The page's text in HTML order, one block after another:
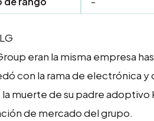
eran la misma empresa
con la rama de electrónica
la muerte de su padre
de mercado del grupo.